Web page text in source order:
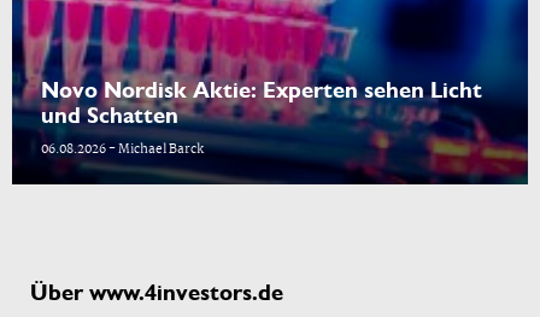
Novo Nordisk Aktie: Experten sehen Licht
und Schatten
06.08.2026 - Michael Barck
Über www.4investors.de